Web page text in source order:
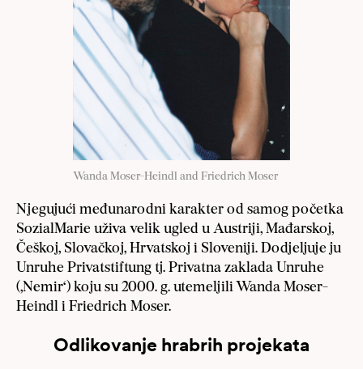
Wanda Moser-Heindl and Friedrich Moser
Njegujući međunarodni karakter od samog početka
SozialMarie uživa velik ugled u Austriji, Mađarskoj,
Češkoj, Slovačkoj, Hrvatskoj i Sloveniji. Dodjeljuje ju
Unruhe Privatstiftung tj. Privatna zaklada Unruhe
(‚Nemir‘) koju su 2000. g. utemeljili Wanda Moser-
Heindl i Friedrich Moser.
Odlikovanje hrabrih projekata